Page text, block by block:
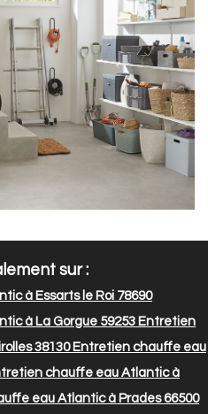
sur :
à Essarts le Roi 78690
à La Gorgue 59253 Entretien
38130Entretien chauffe eau
chauffe eau Atlantic à
eau Atlantic à Prades 66500